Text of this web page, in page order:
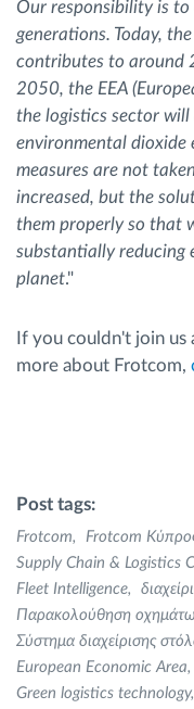
Our responsibility is
generations. Today,
contributes to around
2050, the EEA
the logistics sector
environmental dioxide
measures are not
increased, but the
them properly so that
substantially reducing
planet."
If you couldn't join
more about Frotcom,
Post tags:
Frotcom
Frotcom
Supply Chain & Logistics
Fleet Intelligence
Παρακολούθηση
Σύστημα διαχείρισης
European Economic Area
Green logistics technology